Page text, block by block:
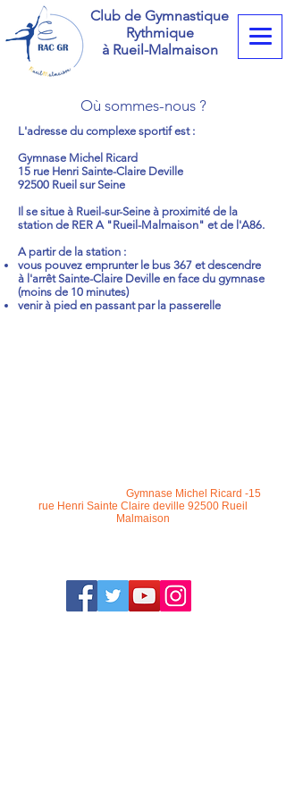
Club de Gymnastique
Rythmique
à Rueil-Malmaison
Où sommes-nous ?
L'adresse du complexe sportif est :
Gymnase Michel Ricard
15 rue Henri Sainte-Claire Deville
92500 Rueil sur Seine
Il se situe à Rueil-sur-Seine à proximité de la
station de RER A "Rueil-Malmaison" et de l'A86.
A partir de la station :
vous pouvez emprunter le bus 367 et descendre
à l'arrêt Sainte-Claire Deville en face du gymnase
(moins de 10 minutes)
venir à pied en passant par la passerelle
Gymnase Michel Ricard -15
rue Henri Sainte Claire deville 92500 Rueil
Malmaison